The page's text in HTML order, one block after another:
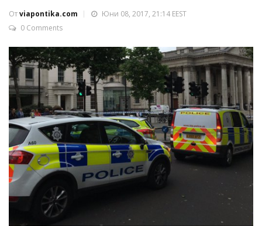
Отviapontika.com
Юни 08, 2017, 21:14 EEST
0 Comments